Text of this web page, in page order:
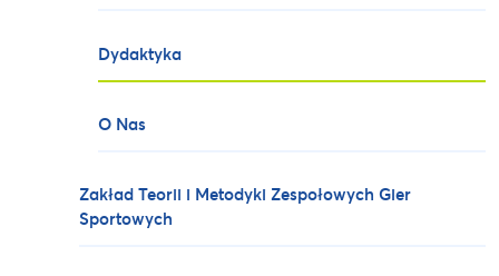
Dydaktyka
O Nas
Zakład Teorii i Metodyki Zespołowych Gier
Sportowych